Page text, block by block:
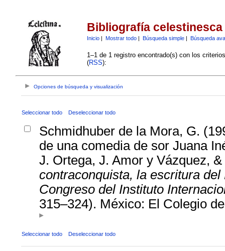
Bibliografía celestinesca
Inicio| Mostrar todo| Búsqueda simple| Búsqueda
1–1 de 1 registro encontrado(s) con los
(RSS):
Opciones de búsqueda y visualización
Seleccionar todo Deseleccionar todo
Schmidhuber de la Mora, G.
de una comedia de sor Juana
J. Ortega, J. Amor y Vázquez,
contraconquista, la escritura
Congreso del Instituto
315–324). México: El Colegio
Seleccionar todo Deseleccionar todo